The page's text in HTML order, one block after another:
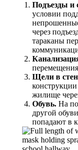
Подъезды и
условии
через
тараканы
Щели в
жилище
Обувь. На
другой
попадают в